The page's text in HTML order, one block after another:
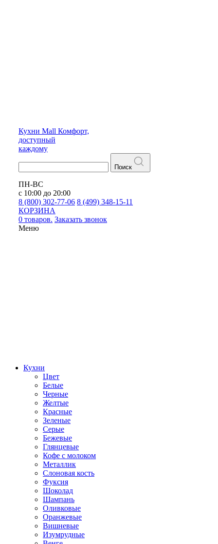
Кухни Mall Комфорт,
доступный
каждому
Поиск
ПН-ВС
с 10:00 до 20:00
8 (800) 302-77-06 8 (499) 348-15-11
КОРЗИНА
0 товаров. Заказать звонок
Меню
Кухни
Цвет
Белые
Черные
Желтые
Красные
Зеленые
Серые
Бежевые
Глянцевые
Кофе с молоком
Металлик
Слоновая кость
Фуксия
Шоколад
Шампань
Оливковые
Оранжевые
Вишневые
Изумрудные